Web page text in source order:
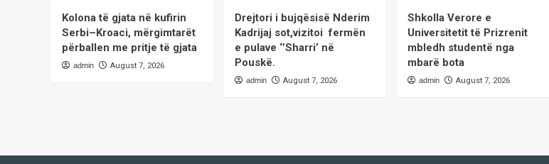
Kolona të gjata në kufirin
Serbi–Kroaci, mërgimtarët
përballen me pritje të gjata
admin August 7, 2026
Drejtori i bujqësisë Nderim
Kadrijaj sot,vizitoi fermën
e pulave ‘’Sharri’ në
Pouskë.
admin August 7, 2026
Shkolla Verore e
Universitetit të Prizrenit
mbledh studentë nga
mbarë bota
admin August 7, 2026